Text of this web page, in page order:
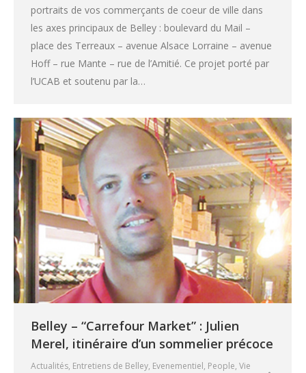
portraits de vos commerçants de coeur de ville dans
les axes principaux de Belley : boulevard du Mail –
place des Terreaux – avenue Alsace Lorraine – avenue
Hoff – rue Mante – rue de l’Amitié. Ce projet porté par
l’UCAB et soutenu par la…
Belley – “Carrefour Market” : Julien
Merel, itinéraire d’un sommelier précoce
Actualités, Entretiens de Belley, Evenementiel, People, Vie